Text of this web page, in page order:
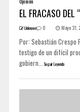
EL FRACASO DEL
Unknown 0 Mayo
Por: Sebastián Crespo
testigo de un difícil
gobiern... Seguir Leyendo